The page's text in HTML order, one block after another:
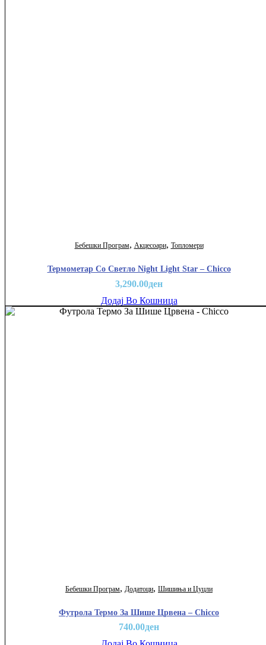
Бебешки Програм, Акцесоари, Топломери
Термометар Со Светло Night Light Star – Chicco
3,290.00ден
Додај Во Кошница
Бебешки Програм, Додатоци, Шишиња и Цуцли
Футрола Термо За Шише Црвена – Chicco
740.00ден